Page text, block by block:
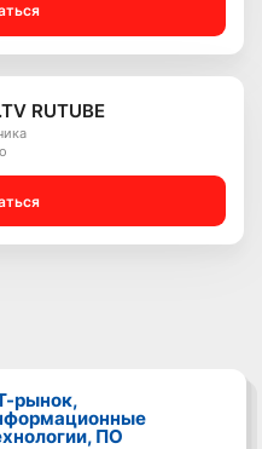
RUTUBE
рынок,
ПО